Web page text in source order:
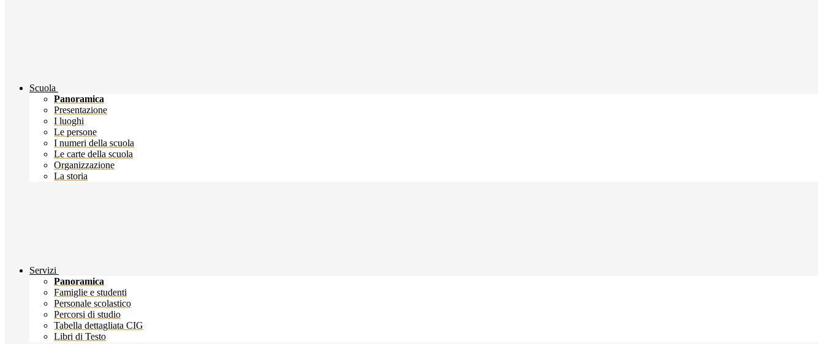
Scuola
Panoramica
Presentazione
I luoghi
Le persone
I numeri della scuola
Le carte della scuola
Organizzazione
La storia
Servizi
Panoramica
Famiglie e studenti
Personale scolastico
Percorsi di studio
Tabella dettagliata CIG
Libri di Testo